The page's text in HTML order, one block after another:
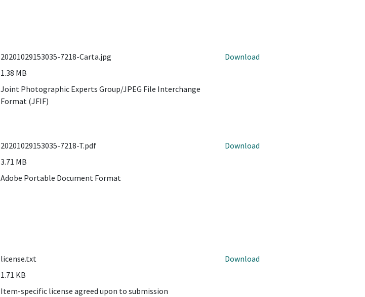
20201029153035-7218-Carta.jpg
1.38 MB
Joint Photographic Experts Group/JPEG File Interchange
Format (JFIF)
Download
20201029153035-7218-T.pdf
3.71 MB
Adobe Portable Document Format
Download
license.txt
1.71 KB
Item-specific license agreed upon to submission
Download